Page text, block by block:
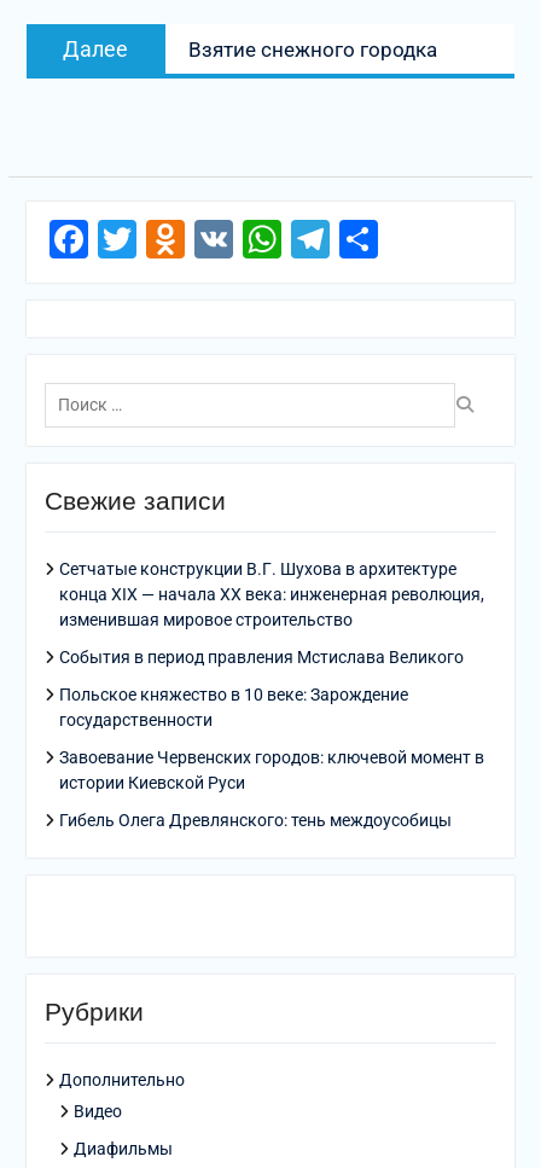
Далее
запись:
Взятие снежного городка
Facebook
Twitter
Odnoklassniki
VKWhatsApp
Telegram
Поиск
по:
Свежие записи
Сетчатые конструкции В.Г. Шухова в архитектуре
конца XIX — начала XX века: инженерная революция,
изменившая мировое строительство
События в период правления Мстислава Великого
Польское княжество в 10 веке: Зарождение
государственности
Завоевание Червенских городов: ключевой момент в
истории Киевской Руси
Гибель Олега Древлянского: тень междоусобицы
Рубрики
Дополнительно
Видео
Диафильмы